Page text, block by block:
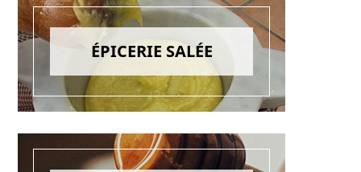
ÉPICERIE SALÉE